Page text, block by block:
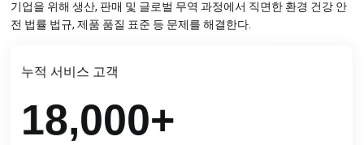
기업을 위해 생산, 판매 및 글로벌 무역 과정에서 직면한 환경 건강 안
전 법률 법규, 제품 품질 표준 등 문제를 해결한다.
누적 서비스 고객
18,000+